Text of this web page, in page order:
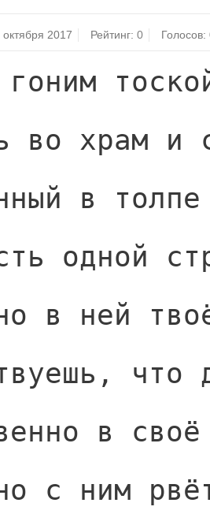
октября 2017 Рейтинг:0 Голосов:
во храм и
в
одной
в ней
что
в
с ним